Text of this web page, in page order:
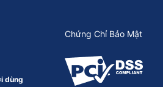
dùng
Chứng Chỉ Bảo Mật